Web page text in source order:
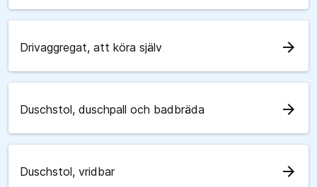
Drivaggregat, att köra själv arrow_forward
Duschstol, duschpall och badbräda arrow_forward
Duschstol, vridbar arrow_forward